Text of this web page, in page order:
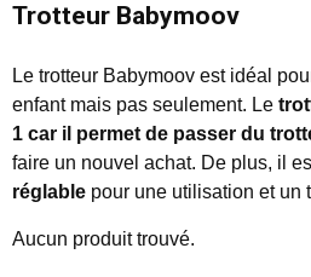
Trotteur Babymoov
Le trotteur Babymoov est idéal
enfant mais pas seulement. Le
1 car il permet de passer du
faire un nouvel achat. De plus, il
réglable pour une utilisation et un
Aucun produit trouvé.